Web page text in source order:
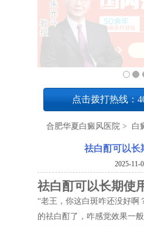
点击拨打热线：
合肥华夏白癜风医院 > 白
祛白酊可以长
2025-11-
祛白酊可以长期使
“老王，你这白斑咋还没好啊
的祛白酊了，咋感觉效果一